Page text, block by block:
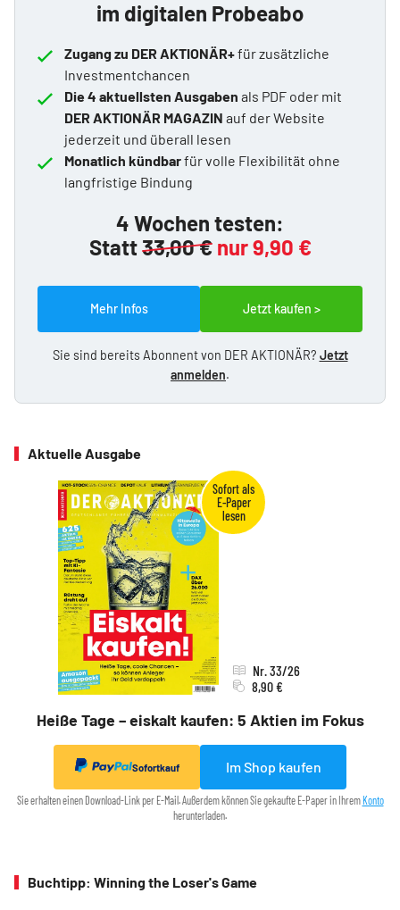
im digitalen Probeabo
Zugang zu DER AKTIONÄR+für zusätzliche
Investmentchancen
Die 4 aktuellsten Ausgaben als PDF oder mit
DER AKTIONÄR MAGAZIN auf der Website
jederzeit und überall lesen
Monatlich kündbarfür volle Flexibilität ohne
langfristige Bindung
4 Wochen testen:
Statt33,00 € nur 9,90 €
Mehr Infos Jetzt kaufen >
Sie sind bereits Abonnent von DER AKTIONÄR? Jetzt
anmelden.
Aktuelle Ausgabe
Heiße Tage – eiskalt kaufen: 5 Aktien im Fokus
Nr. 33/26
8,90 €
Sofortkauf Im Shop kaufen
Sie erhalten einen Download-Link per E-Mail. Außerdem können Sie gekaufte E-Paper in Ihrem Konto
herunterladen.
Buchtipp: Winning the Loser's Game